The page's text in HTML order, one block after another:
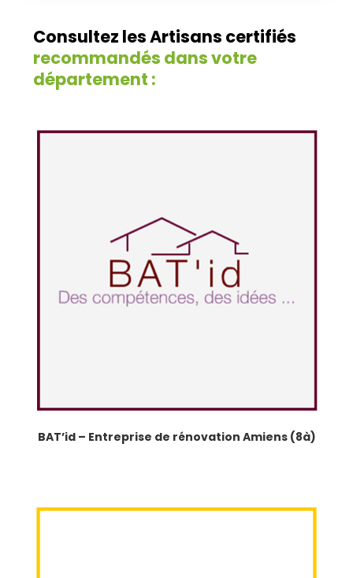
Consultez les Artisans certifiés
recommandés dans votre
département :
BAT’id – Entreprise de rénovation Amiens (8à)